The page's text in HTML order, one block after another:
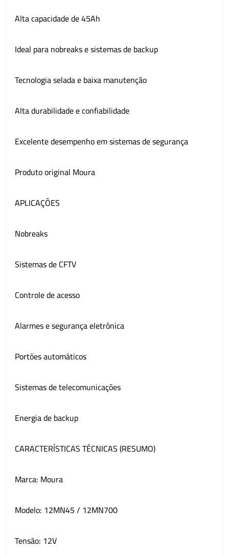
Alta capacidade de 45Ah
Ideal para nobreaks e sistemas de backup
Tecnologia selada e baixa manutenção
Alta durabilidade e confiabilidade
Excelente desempenho em sistemas de segurança
Produto original Moura
APLICAÇÕES
Nobreaks
Sistemas de CFTV
Controle de acesso
Alarmes e segurança eletrônica
Portões automáticos
Sistemas de telecomunicações
Energia de backup
CARACTERÍSTICAS TÉCNICAS (RESUMO)
Marca: Moura
Modelo: 12MN45 / 12MN700
Tensão: 12V